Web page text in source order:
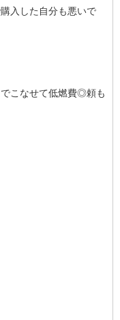
入した自分も悪いで
こなせて低燃費◎頼も